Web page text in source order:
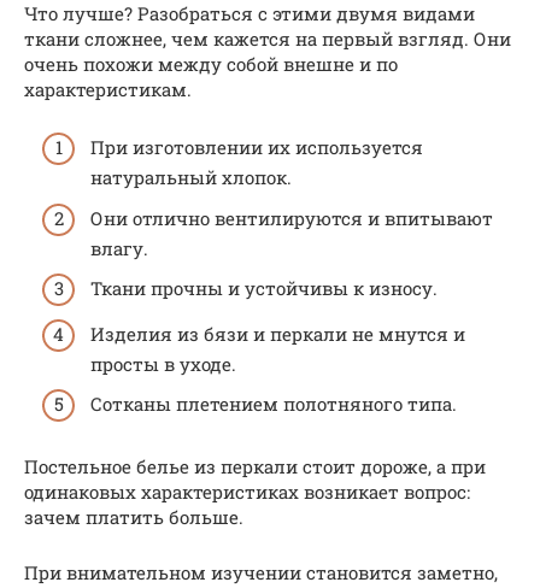
Что лучше? Разобраться с этими двумя видами
ткани сложнее, чем кажется на первый взгляд. Они
очень похожи между собой внешне и по
характеристикам.
При изготовлении их используется
натуральный хлопок.
Они отлично вентилируются и впитывают
влагу.
Ткани прочны и устойчивы к износу.
Изделия из бязи и перкали не мнутся и
просты в уходе.
Сотканы плетением полотняного типа.
Постельное белье из перкали стоит дороже, а при
одинаковых характеристиках возникает вопрос:
зачем платить больше.
При внимательном изучении становится заметно,